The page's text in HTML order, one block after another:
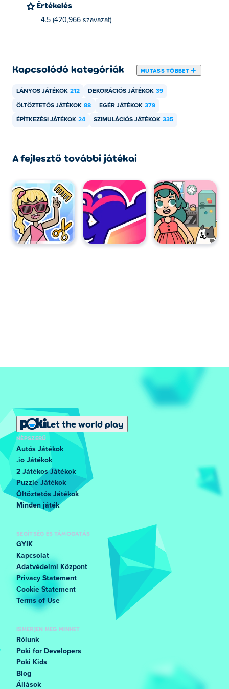
Hogyan játszhatok ingyen a Cozy Room
Poki oldalon.
Játszhatok Cozy Room Design játékot mobil
A Cozy Room Design játszható számítógépen és
Értékelés
4.5 (420,966 szavazat)
Kapcsolódó kategóriák MUTASS TÖBBET
LÁNYOS JÁTÉKOK 212 DEKORÁCIÓS JÁTÉKOK 39
ÖLTÖZTETŐS JÁTÉKOK 88 EGÉR JÁTÉKOK 379
ÉPÍTKEZÉSI JÁTÉKOK 24 SZIMULÁCIÓS JÁTÉKOK 335
A fejlesztő további játékai
Let the world play
NÉPSZERŰ
Autós Játékok
.io Játékok
2 Játékos Játékok
Puzzle Játékok
Öltöztetős Játékok
Minden játék
SEGÍTSÉG ÉS TÁMOGATÁS
GYIK
Kapcsolat
Adatvédelmi Központ
Privacy Statement
Cookie Statement
Terms of Use
ISMERJEN MEG MINKET
Rólunk
Poki for Developers
Poki Kids
Blog
Állások